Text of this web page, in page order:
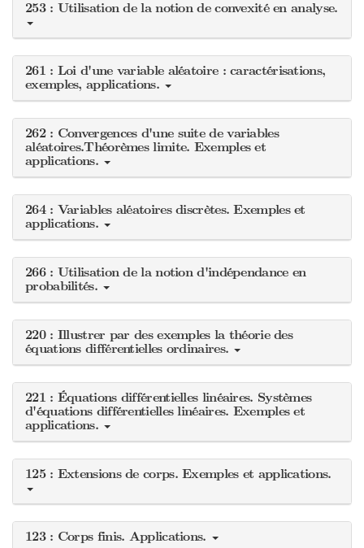
253 : Utilisation de la notion de convexité en analyse.
261 : Loi d'une variable aléatoire : caractérisations,
exemples, applications.
262 : Convergences d'une suite de variables
aléatoires.Théorèmes limite. Exemples et
applications.
264 : Variables aléatoires discrètes. Exemples et
applications.
266 : Utilisation de la notion d'indépendance en
probabilités.
220 : Illustrer par des exemples la théorie des
équations différentielles ordinaires.
221 : Équations différentielles linéaires. Systèmes
d'équations différentielles linéaires. Exemples et
applications.
125 : Extensions de corps. Exemples et applications.
123 : Corps finis. Applications.